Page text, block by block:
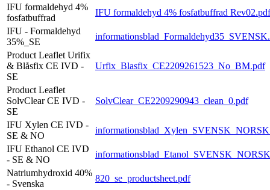
IFU formaldehyd 4%
fosfatbuffrad
IFU formaldehyd 4% fosfatbuffrad Rev02.pdf
IFU - Formaldehyd
35%_SE
Product Leaflet Urifix
& Blåsfix CE IVD -
SE
Urfix_Blasfix_CE2209261523_No_BM.pdf
Product Leaflet
SolvClear CE IVD -
SE
SolvClear_CE2209290943_clean_0.pdf
IFU Xylen CE IVD -
SE & NO
IFU Ethanol CE IVD
- SE & NO
Natriumhydroxid 40%
- Svenska
820_se_productsheet.pdf